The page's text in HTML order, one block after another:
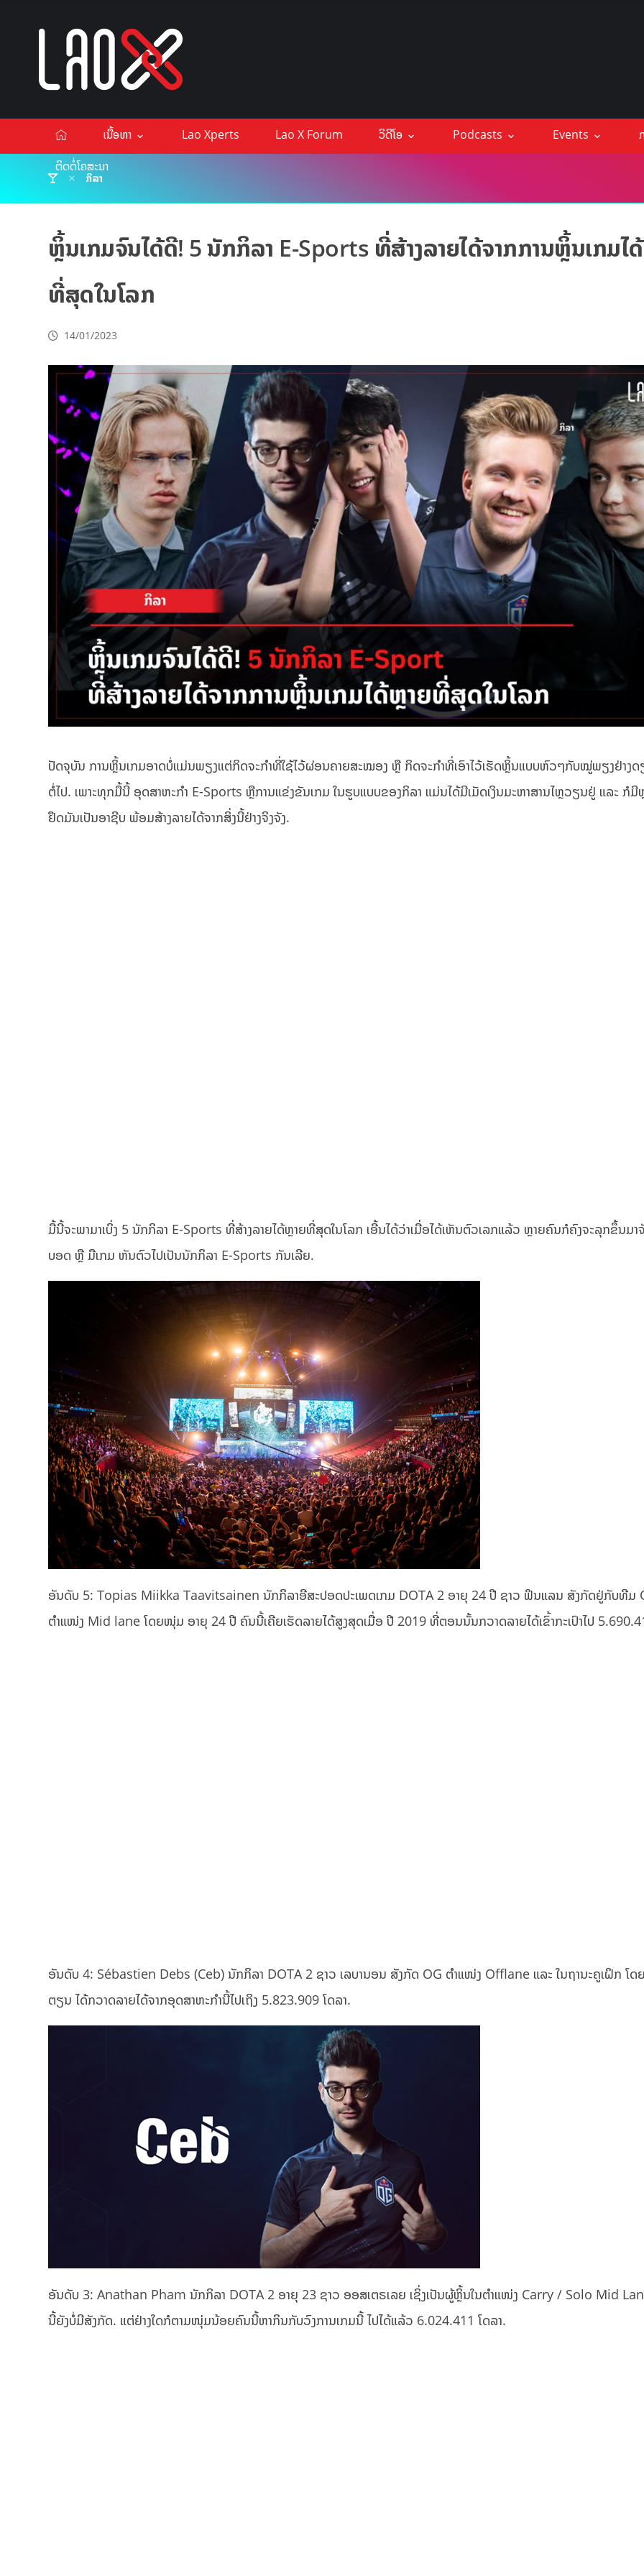
ເນື້ອຫາ Lao Xperts Lao X Forum ວິດີໂອ Podcasts Events
ຕິດຕໍ່ໂຄສະນາ
ກິລາ
ຫຼິ້ນເກມຈົນໄດ້ດີ! 5 ນັກກິລາ E-Sports ທີ່ສ້າງລາຍໄດ້ຈາກການຫຼິ້ນເກມໄ
ທີ່ສຸດໃນໂລກ
14/01/2023
ປັດຈຸບັນ ການຫຼິ້ນເກມອາດບໍ່ແມ່ນພຽງແຕ່ກິດຈະກຳທີ່ໃຊ້ໄວ້ຜ່ອນຄາຍສະໝອງ ຫຼື ກິດຈະກຳທີ່ເອົາໄວ້ເຮັດຫຼິ້ນແບບຫົວໆກັບໝູ່ພຽງຢ່າງ
ຕໍ່ໄປ. ເພາະທຸກມື້ນີ້ ອຸດສາຫະກຳ E-Sports ຫຼືການແຂ່ງຂັນເກມ ໃນຮູບແບບຂອງກິລາ ແມ່ນໄດ້ມີເມັດເງິນມະຫາສານໄຫຼວຽນຢູ່ ແລະ ກໍ
ຢຶດມັນເປັນອາຊີບ ພ້ອມສ້າງລາຍໄດ້ຈາກສິ່ງນີ້ຢ່າງຈິງຈັງ.
ມື້ນີ້ຈະພາມາເບິ່ງ 5 ນັກກິລາ E-Sports ທີ່ສ້າງລາຍໄດ້ຫຼາຍທີ່ສຸດໃນໂລກ ເອີ້ນໄດ້ວ່າເມື່ອໄດ້ເຫັນຕົວເລກແລ້ວ ຫຼາຍຄົນກໍຄົງຈະລຸກຂຶ້ນມາ
ບອດ ຫຼື ມືເກມ ຫັນຕົວໄປເປັນນັກກິລາ E-Sports ກັນເລີຍ.
ອັນດັບ 5: Topias Miikka Taavitsainen ນັກກິລາອີສະປອດປະເພດເກມ DOTA 2 ອາຍຸ 24 ປີ ຊາວ ຟິນແລນ ສັງກັດຢູ່ກັບທີມ
ຕຳແໜ່ງ Mid lane ໂດຍໜຸ່ມ ອາຍຸ 24 ປີ ຄົນນີ້ເຄີຍເຮັດລາຍໄດ້ສູງສຸດເມື່ອ ປີ 2019 ທີ່ຕອນນັ້ນກວາດລາຍໄດ້ເຂົ້າກະເປົາໄປ
ອັນດັບ 4: Sébastien Debs (Ceb) ນັກກິລາ DOTA 2 ຊາວ ເລບານອນ ສັງກັດ OG ຕໍາແໜ່ງ Offlane ແລະ ໃນຖານະຄູເຝິກ ໂດ
ຕຽນ ໄດ້ກວາດລາຍໄດ້ຈາກອຸດສາຫະກຳນີ້ໄປເຖິງ 5.823.909 ໂດລາ.
ອັນດັບ 3: Anathan Pham ນັກກິລາ DOTA 2 ອາຍຸ 23 ຊາວ ອອສເຕຣເລຍ ເຊິ່ງເປັນຜູ້ຫຼິ້ນໃນຕໍາແໜ່ງ Carry / Solo Mid
ນີ້ຍັງບໍ່ມີສັງກັດ. ແຕ່ຢ່າງໃດກໍຕາມໜຸ່ມນ້ອຍຄົນນີ້ຫາກິນກັບວົງການເກມນີ້ ໄປໄດ້ແລ້ວ 6.024.411 ໂດລາ.